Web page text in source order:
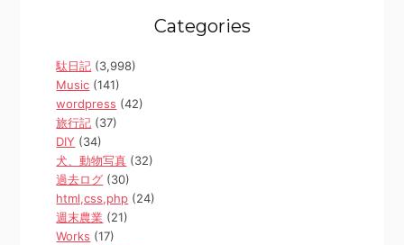
Categories
駄日記 (3,998)
Music (141)
wordpress (42)
旅行記 (37)
DIY (34)
犬、動物写真 (32)
過去ログ (30)
html,css,php (24)
週末農業 (21)
Works (17)